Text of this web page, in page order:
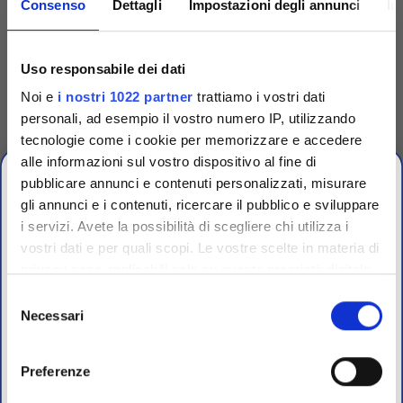
Consenso Dettagli Impostazioni degli annunci
Uso responsabile dei dati
Noi e i nostri 1022 partner trattiamo i vostri dati
personali, ad esempio il vostro numero IP, utilizzando
tecnologie come i cookie per memorizzare e accedere
alle informazioni sul vostro dispositivo al fine di
pubblicare annunci e contenuti personalizzati, misurare
gli annunci e i contenuti, ricercare il pubblico e sviluppare
i servizi. Avete la possibilità di scegliere chi utilizza i
vostri dati e per quali scopi. Le vostre scelte in materia di
modificare o revocare il proprio consenso in qualsiasi
momento dalla Dichiarazione sui cookie o facendo clic
delNecessari
Preferenze
Piastre Petri 60 mm
sterili
Piastre Petri PS Ø 60 mm con
coperchio, sterili
Accedi Per visualizzare
prezzi e schede tecniche
Piastre Petri PS Ø 90 mm,
ventilate (3 tacche), h 15 mm,
Accedi Per visualizzare
prezzi e schede tecniche
CHIUSURA